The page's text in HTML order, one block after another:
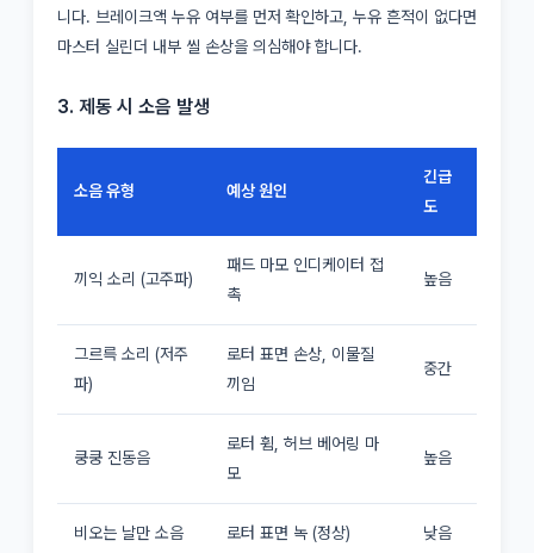
니다. 브레이크액 누유 여부를 먼저 확인하고, 누유 흔적이 없다면
마스터 실린더 내부 씰 손상을 의심해야 합니다.
3. 제동 시 소음 발생
소음 유형 예상 원인
긴급
도
끼익 소리 (고주파)
패드 마모 인디케이터 접
촉
높음
그르륵 소리 (저주
파)
로터 표면 손상, 이물질
끼임
중간
쿵쿵 진동음
로터 휨, 허브 베어링 마
모
높음
비오는 날만 소음 로터 표면 녹 (정상) 낮음